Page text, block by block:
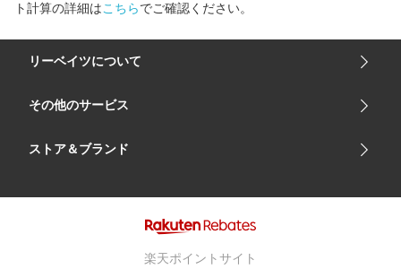
ト計算の詳細はこちらでご確認ください。
リーベイツについて
会社概要
サイトマップ
リーベイツ ポイントアシスト
その他のサービス
楽天市場
ストア＆ブランド
楽天ポイントサイト